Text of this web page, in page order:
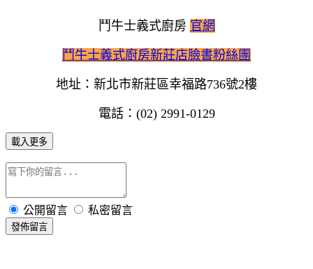
鬥牛士義式廚房 官網
鬥牛士義式廚房新莊店臉書粉絲團
地址：新北市新莊區幸福路736號2樓
電話：(02) 2991-0129
載入更多
公開留言 私密留言
發佈留言